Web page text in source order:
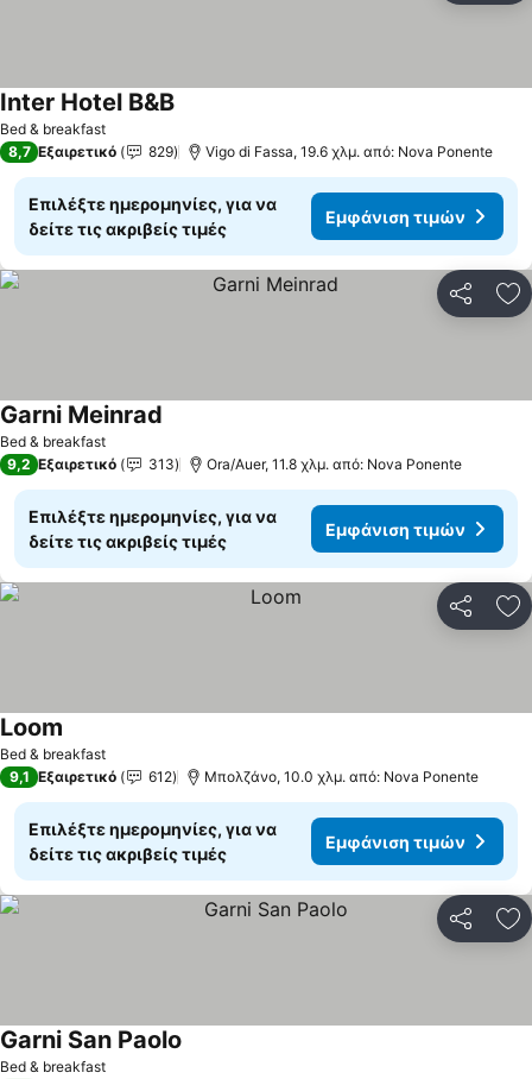
Bed & breakfast
Inter Hotel B&BΕμφάνιση τιμών
8,7 Εξαιρετικό 829 Vigo di Fassa, 19.6 χλμ. από: Nova Ponente
Επιλέξτε ημερομηνίες, για να
δείτε τις ακριβείς τιμές
Εμφάνιση τιμών
Bed & breakfast
Garni Meinrad
9,2 Εξαιρετικό 313 Ora/Auer, 11.8 χλμ. από: Nova Ponente
Επιλέξτε ημερομηνίες, για να
δείτε τις ακριβείς τιμές
Εμφάνιση τιμών
Bed & breakfast
Loom
9,1 Εξαιρετικό 612 Μπολζάνο, 10.0 χλμ. από: Nova Ponente
Επιλέξτε ημερομηνίες, για να
δείτε τις ακριβείς τιμές
Εμφάνιση τιμών
Bed & breakfast
Garni San Paolo